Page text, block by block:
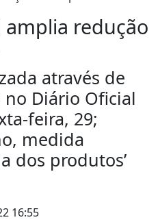
redução
através de
Diário Oficial
feira, 29;
medida
dos produtos’
16:55